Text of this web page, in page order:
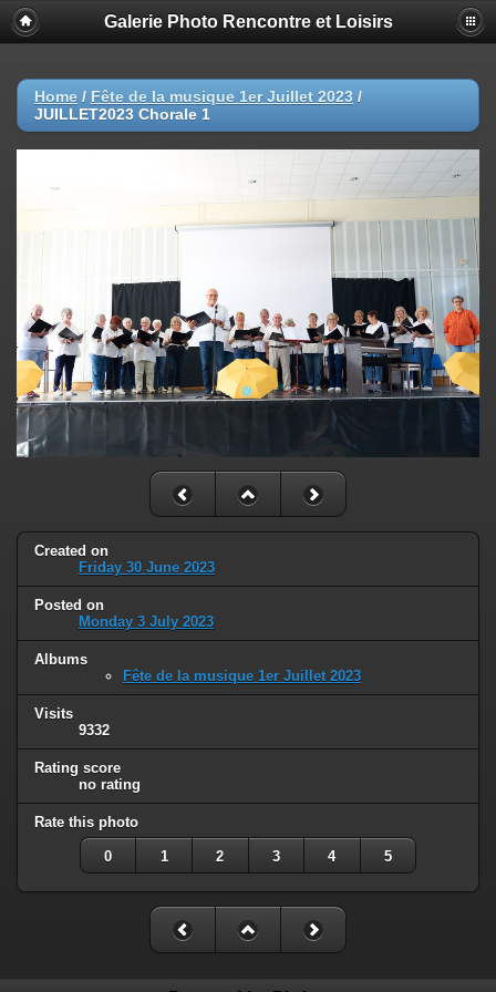
Galerie Photo Rencontre et Loisirs
Home / Fête de la musique 1er Juillet 2023 /
JUILLET2023 Chorale 1
Created on
Friday 30 June 2023
Posted on
Monday 3 July 2023
Albums
Fête de la musique 1er Juillet 2023
Visits
9332
Rating score
no rating
Rate this photo
0 1 2 3 4 5